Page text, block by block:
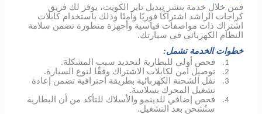
فمن خلال خدمة بنشر تبديل تاير الكويت، يوفر لك فريق
كراجات الراشد اشتراكًا فوريًا وآمنًا وذلك باستخدام كابلات
اشتراك ذات مواصفات قياسية وأجهزة متطورة تضمن سلامة
النظام الكهربائي في سيارتك.
خطوات الخدمة تشمل:
1. فحص أولي للبطارية لتحديد سبب المشكلة.
2. توصيل آمن لكابلات الاشتراك وفقًا لنوع السيارة.
3.
نقل الشحنة الكهربائية بطريقة احترافية تضمن إعادة
تشغيل المحرك بسلاسة.
4. فحص إضافي للدينمو والأسلاك للتأكد من أن البطارية
ستُشحن بعد التشغيل.